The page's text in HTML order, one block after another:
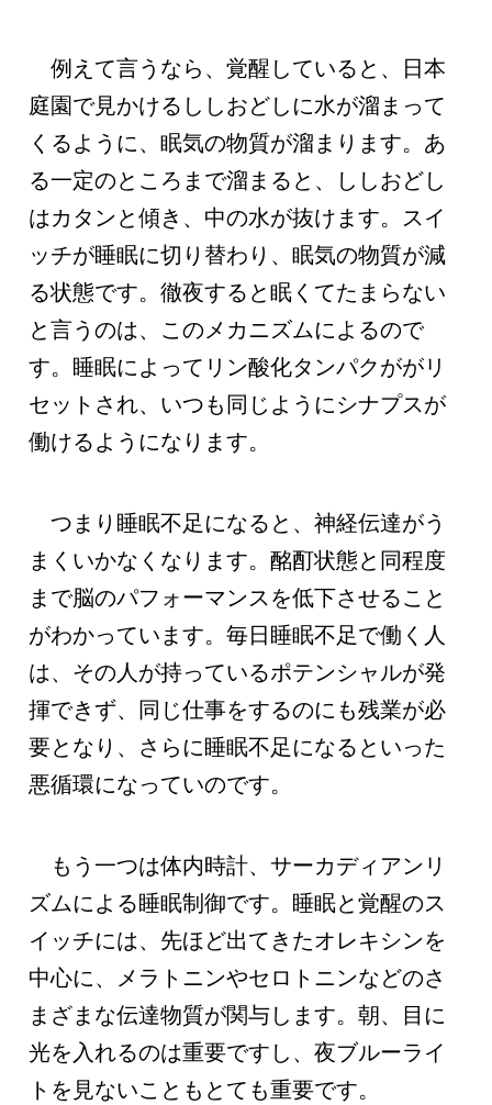
例えて言うなら、覚醒していると、日本
庭園で見かけるししおどしに水が溜まって
くるように、眠気の物質が溜まります。あ
る一定のところまで溜まると、ししおどし
はカタンと傾き、中の水が抜けます。スイ
ッチが睡眠に切り替わり、眠気の物質が減
る状態です。徹夜すると眠くてたまらない
と言うのは、このメカニズムによるので
す。睡眠によってリン酸化タンパクががリ
セットされ、いつも同じようにシナプスが
働けるようになります。
つまり睡眠不足になると、神経伝達がう
まくいかなくなります。酩酊状態と同程度
まで脳のパフォーマンスを低下させること
がわかっています。毎日睡眠不足で働く人
は、その人が持っているポテンシャルが発
揮できず、同じ仕事をするのにも残業が必
要となり、さらに睡眠不足になるといった
悪循環になっていのです。
もう一つは体内時計、サーカディアンリ
ズムによる睡眠制御です。睡眠と覚醒のス
イッチには、先ほど出てきたオレキシンを
中心に、メラトニンやセロトニンなどのさ
まざまな伝達物質が関与します。朝、目に
光を入れるのは重要ですし、夜ブルーライ
トを見ないこともとても重要です。